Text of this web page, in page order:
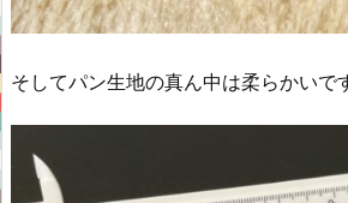
そしてパン生地の真ん中は柔らかいで